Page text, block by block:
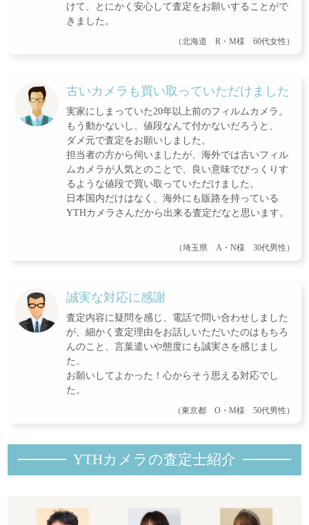
けて、とにかく安心して査定をお願いすることがで
きました。
（北海道 R・M様 60代女性）
古いカメラも買い取っていただけました
実家にしまっていた20年以上前のフィルムカメラ。
もう動かないし、値段なんて付かないだろうと、
ダメ元で査定をお願いしました。
担当者の方から伺いましたが、海外では古いフィル
ムカメラが人気とのことで、良い意味でびっくりす
るような値段で買い取っていただけました。
日本国内だけはなく、海外にも販路を持っている
YTHカメラさんだから出来る査定だなと思います。
（埼玉県 A・N様 30代男性）
誠実な対応に感謝
査定内容に疑問を感じ、電話で問い合わせしました
が、細かく査定理由をお話しいただいたのはもちろ
んのこと、言葉遣いや態度にも誠実さを感じまし
た。
お願いしてよかった！心からそう思える対応でし
た。
（東京都 O・M様 50代男性）
YTHカメラの査定士紹介